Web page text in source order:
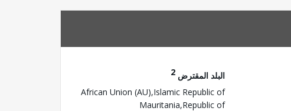
البلد المقترض 2
African Union (AU),Islamic Republic of
Mauritania,Republic of